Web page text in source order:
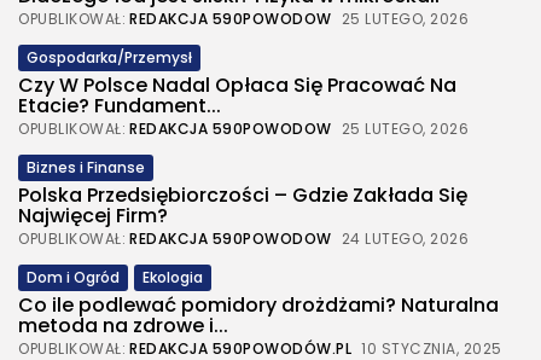
OPUBLIKOWAŁ: REDAKCJA 590POWODOW 25 LUTEGO, 2026
Gospodarka/Przemysł
Czy W Polsce Nadal Opłaca Się Pracować Na
Etacie? Fundament...
OPUBLIKOWAŁ: REDAKCJA 590POWODOW 25 LUTEGO, 2026
Biznes i Finanse
Polska Przedsiębiorczości – Gdzie Zakłada Się
Najwięcej Firm?
OPUBLIKOWAŁ: REDAKCJA 590POWODOW 24 LUTEGO, 2026
Dom i Ogród
Ekologia
Co ile podlewać pomidory drożdżami? Naturalna
metoda na zdrowe i...
OPUBLIKOWAŁ: REDAKCJA 590POWODÓW.PL 10 STYCZNIA, 2025